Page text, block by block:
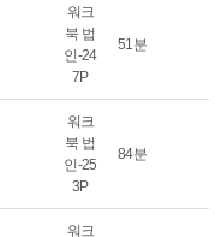
워크
북 법
인-24
7P
51분
워크
북 법
인-25
3P
84분
워크